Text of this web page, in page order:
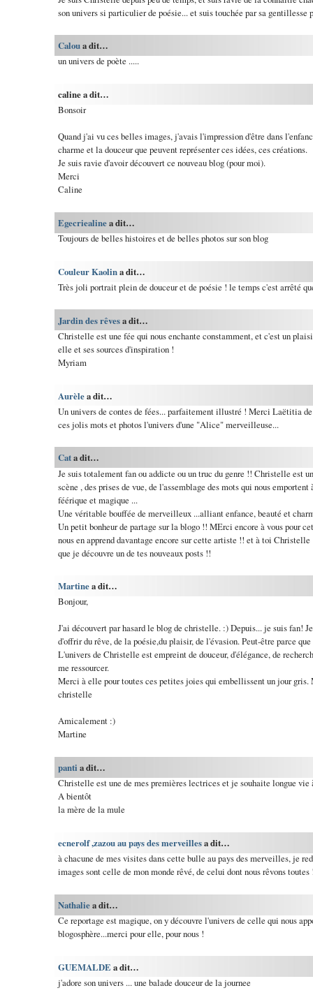
son univers si particulier de poésie... et suis touchée par sa gentillesse
Caloua dit…
un univers de poète .....
caline a dit…
Bonsoir
Quand j'ai vu ces belles images, j'avais l'impression d'être dans
charme et la douceur que peuvent représenter ces idées, ces créations.
Je suis ravie d'avoir découvert ce nouveau blog (pour moi).
Merci
Caline
Egecriealinea dit…
Toujours de belles histoires et de belles photos sur son blog
Couleur Kaolina dit…
Très joli portrait plein de douceur et de poésie ! le temps c'est arrêté
Jardin des rêvesa dit…
Christelle est une fée qui nous enchante constamment, et c'est un
elle et ses sources d'inspiration !
Myriam
Aurèlea dit…
Un univers de contes de fées... parfaitement illustré ! Merci Laëtitia
ces jolis mots et photos l'univers d'une "Alice" merveilleuse...
Cata dit…
Je suis totalement fan ou addicte ou un truc du genre !! Christelle est
scène , des prises de vue, de l'assemblage des mots qui nous
féérique et magique ...
Une véritable bouffée de merveilleux ...alliant enfance, beauté et
Un petit bonheur de partage sur la blogo !! MErci encore à vous pour
nous en apprend davantage encore sur cette artiste !! et à toi
que je découvre un de tes nouveaux posts !!
Martinea dit…
Bonjour,
J'ai découvert par hasard le blog de christelle. :) Depuis... je suis fan!
d'offrir du rêve, de la poésie,du plaisir, de l'évasion. Peut-être parce
L'univers de Christelle est empreint de douceur, d'élégance, de
me ressourcer.
Merci à elle pour toutes ces petites joies qui embellissent un jour gris.
christelle
Amicalement :)
Martine
panti a dit…
Christelle est une de mes premières lectrices et je souhaite longue vie
A bientôt
la mère de la mule
ecnerolf ,zazou au pays des merveillesa dit…
à chacune de mes visites dans cette bulle au pays des merveilles, je
images sont celle de mon monde rêvé, de celui dont nous rêvons toutes
Nathaliea dit…
Ce reportage est magique, on y découvre l'univers de celle qui nous
blogosphère...merci pour elle, pour nous !
GUEMALDE a dit…
j'adore son univers ... une balade douceur de la journee